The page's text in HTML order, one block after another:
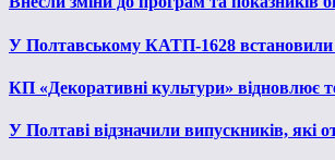
У Полтавському КАТП-1628 встановили
КП «Декоративні культури» відновлює
У Полтаві відзначили випускників, які